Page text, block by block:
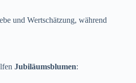
und Wertschätzung, während
Jubiläumsblumen: